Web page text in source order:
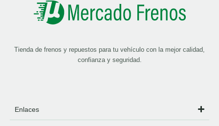
Tienda de frenos y repuestos para tu vehículo con la mejor calidad,
confianza y seguridad.
Enlaces